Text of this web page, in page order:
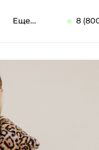
Еще... 8